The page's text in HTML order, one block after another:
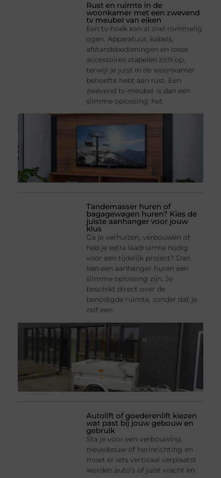
Rust en ruimte in de
woonkamer met een zwevend
tv meubel van eiken
Een tv-hoek kan al snel rommelig
ogen. Apparatuur, kabels,
afstandsbedieningen en losse
accessoires stapelen zich op,
terwijl je juist in de woonkamer
behoefte hebt aan rust. Een
zwevend tv-meubel is dan een
slimme oplossing: het
Tandemasser huren of
bagagewagen huren? Kies de
juiste aanhanger voor jouw
klus
Ga je verhuizen, verbouwen of
heb je extra laadruimte nodig
voor een tijdelijk project? Dan
kan een aanhanger huren een
slimme oplossing zijn. Je
beschikt direct over de
benodigde ruimte, zonder dat je
zelf een
Autolift of goederenlift kiezen
wat past bij jouw gebouw en
gebruik
Sta je voor een verbouwing,
nieuwbouw of herinrichting en
moet er iets verticaal verplaatst
worden auto’s of juist vracht en